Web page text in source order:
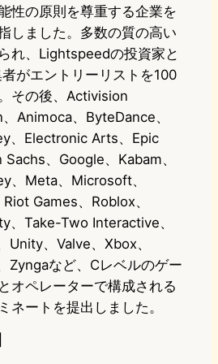
性の原則を尊重する企業を
しました。多数の質の高い
れ、Lightspeedの投資家と
がエントリーリストを100
その後、Activision
Animoca、ByteDance、
、Electronic Arts、Epic
、Google、Kabam、
、Meta、Microsoft、
Games、Roblox、
、Take-Two Interactive、
、Valve、Xbox、
Zyngaなど、Cレベルのゲー
オペレーターで構成される
ネートを提出しました。